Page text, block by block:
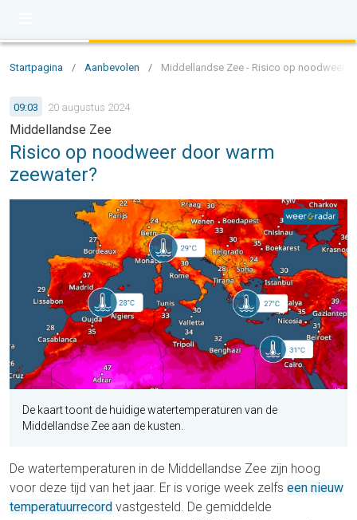
Startpagina / Aanbevolen / Middellandse Zee - Risico op noodweer
09:03 20 augustus 2024
Middellandse Zee
Risico op noodweer door warm
zeewater?
De kaart toont de huidige watertemperaturen van de
Middellandse Zee aan de kusten.
De watertemperaturen in de Middellandse Zee zijn hoog
voor deze tijd van het jaar. Er is vorige week zelfs een nieuw
temperatuurrecord vastgesteld. De gemiddelde